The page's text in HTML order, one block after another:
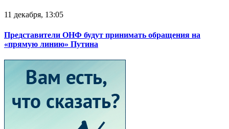
11 декабря, 13:05
Представители ОНФ будут принимать обращения на
«прямую линию» Путина